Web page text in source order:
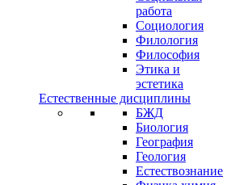
работа
Социология
Филология
Философия
Этика и
эстетика
Естественные дисциплины
БЖД
Биология
География
Геология
Естествознание